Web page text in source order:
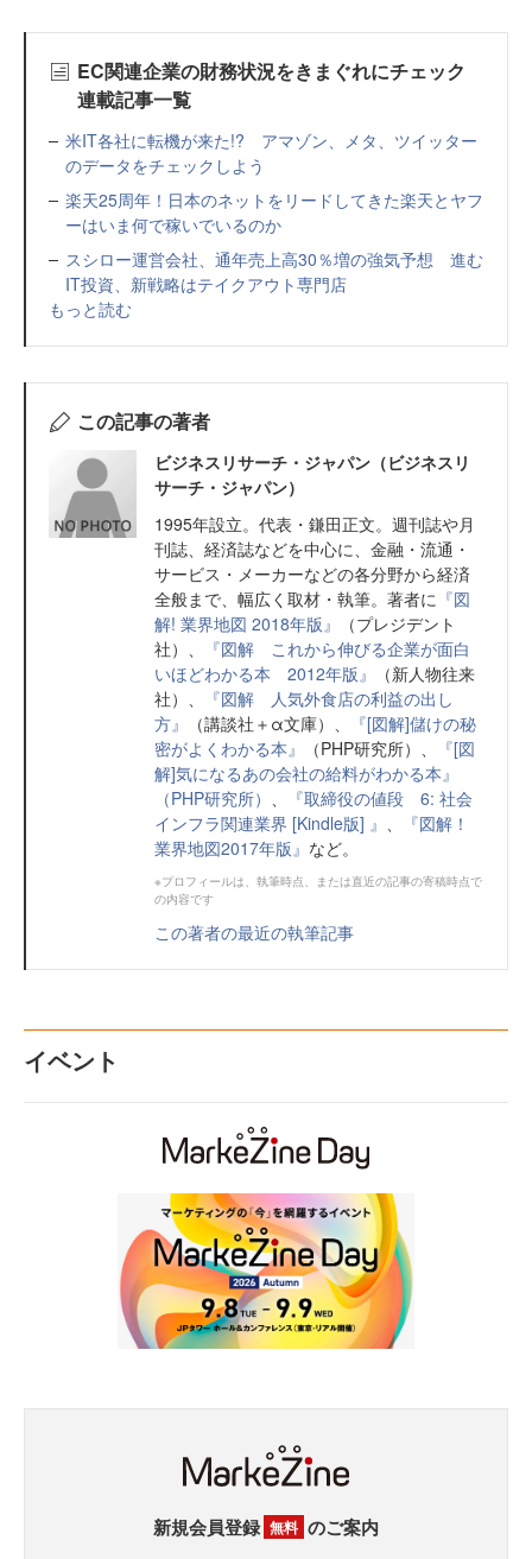
EC関連企業の財務状況をきまぐれにチェック
連載記事一覧
米IT各社に転機が来た!? アマゾン、メタ、ツイッター
のデータをチェックしよう
楽天25周年！日本のネットをリードしてきた楽天とヤフ
ーはいま何で稼いでいるのか
スシロー運営会社、通年売上高30％増の強気予想 進む
IT投資、新戦略はテイクアウト専門店
もっと読む
この記事の著者
ビジネスリサーチ・ジャパン（ビジネスリ
サーチ・ジャパン）
1995年設立。代表・鎌田正文。週刊誌や月
刊誌、経済誌などを中心に、金融・流通・
サービス・メーカーなどの各分野から経済
全般まで、幅広く取材・執筆。著者に 『図
解! 業界地図 2018年版』
（プレジデント
社）、
『図解 これから伸びる企業が面白
いほどわかる本 2012年版』
（新人物往来
社）、
『図解 人気外食店の利益の出し
方』
（講談社＋α文庫）、
『[図解]儲けの秘
密がよくわかる本』
（PHP研究所）、
『[図
解]気になるあの会社の給料がわかる本』
（PHP研究所） 、
『取締役の値段 6: 社会
インフラ関連業界 [Kindle版] 』 、
『図解！
業界地図2017年版』 など。
※プロフィールは、執筆時点、または直近の記事の寄稿時点で
の内容です
この著者の最近の執筆記事
イベント
新規会員登録 無料 のご案内